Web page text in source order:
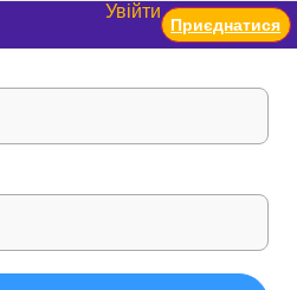
Увійти
Приєднатися